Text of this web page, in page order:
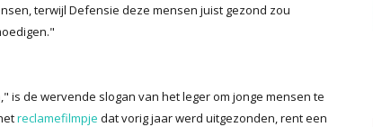
terwijl Defensie deze mensen juist gezond zou
is de wervende slogan van het leger om jonge mensen te
reclamefilmpje dat vorig jaar werd uitgezonden, rent een